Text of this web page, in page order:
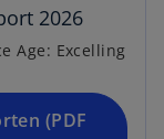
2026
Age: Excelling
(PDF